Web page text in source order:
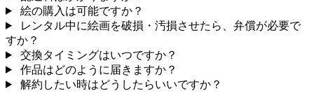
絵の購入は可能ですか？
レンタル中に絵画を破損・汚損させたら、弁償が必要で
すか？
交換タイミングはいつですか？
作品はどのように届きますか？
解約したい時はどうしたらいいですか？